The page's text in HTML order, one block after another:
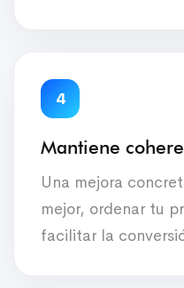
4
Mantiene
Una mejora
mejor, ordenar tu
facilitar la